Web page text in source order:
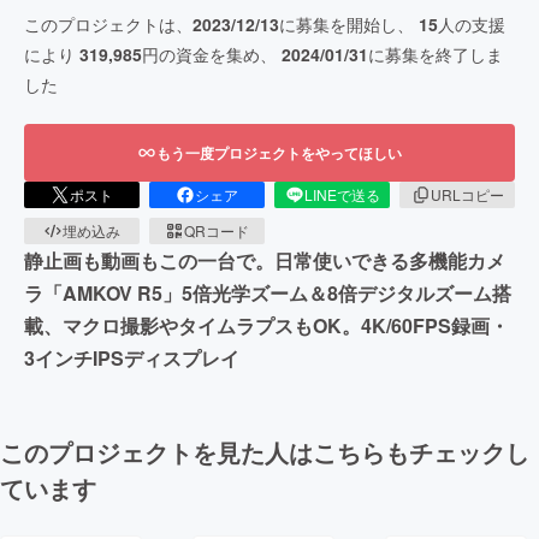
このプロジェクトは、 2023/12/13に募集を開始し、 15人の支援
により 319,985円の資金を集め、 2024/01/31に募集を終了しま
した
もう一度プロジェクトをやってほしい
ポスト シェア LINEで送る
URLコピー
埋め込み
QRコード
静止画も動画もこの一台で。日常使いできる多機能カメ
ラ「AMKOV R5」5倍光学ズーム＆8倍デジタルズーム搭
載、マクロ撮影やタイムラプスもOK。4K/60FPS録画・
3インチIPSディスプレイ
このプロジェクトを見た人はこちらもチェックし
ています